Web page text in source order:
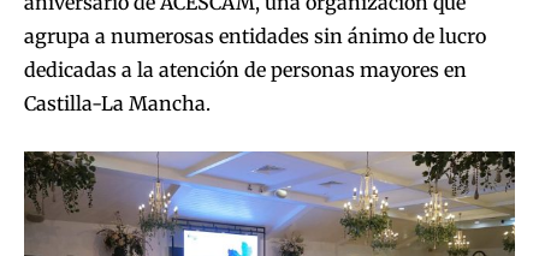
agrupa a numerosas entidades sin ánimo de lucro
dedicadas a la atención de personas mayores en
Castilla-La Mancha.